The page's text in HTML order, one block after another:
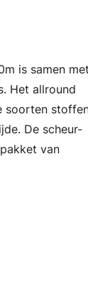
is samen met
Het allround
soorten
De scheur-
van